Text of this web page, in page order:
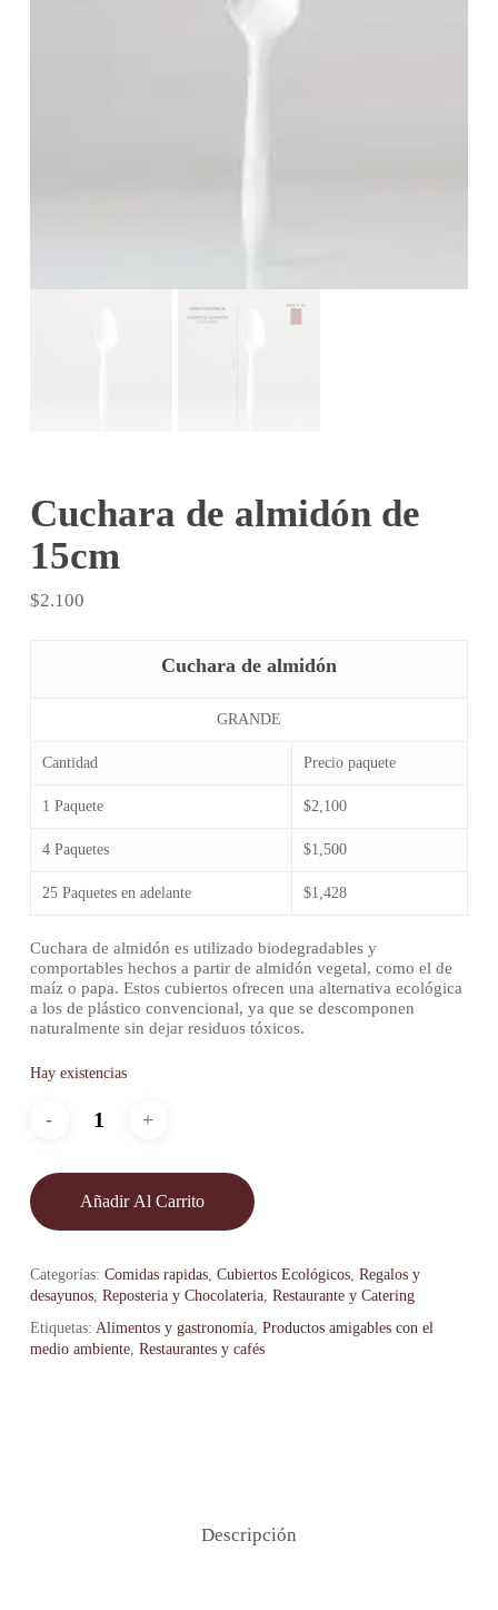
Cuchara de almidón de
15cm
$2.100
Cuchara de almidón
GRANDE
Cantidad Precio paquete
1 Paquete $2,100
4 Paquetes $1,500
25 Paquetes en adelante $1,428
Cuchara de almidón es utilizado biodegradables y
comportables hechos a partir de almidón vegetal, como el de
maíz o papa. Estos cubiertos ofrecen una alternativa ecológica
a los de plástico convencional, ya que se descomponen
naturalmente sin dejar residuos tóxicos.
Hay existencias
Añadir Al Carrito
Categorías: Comidas rapidas, Cubiertos Ecológicos, Regalos y
desayunos, Reposteria y Chocolateria, Restaurante y Catering
Etiquetas: Alimentos y gastronomía, Productos amigables con el
medio ambiente, Restaurantes y cafés
Descripción